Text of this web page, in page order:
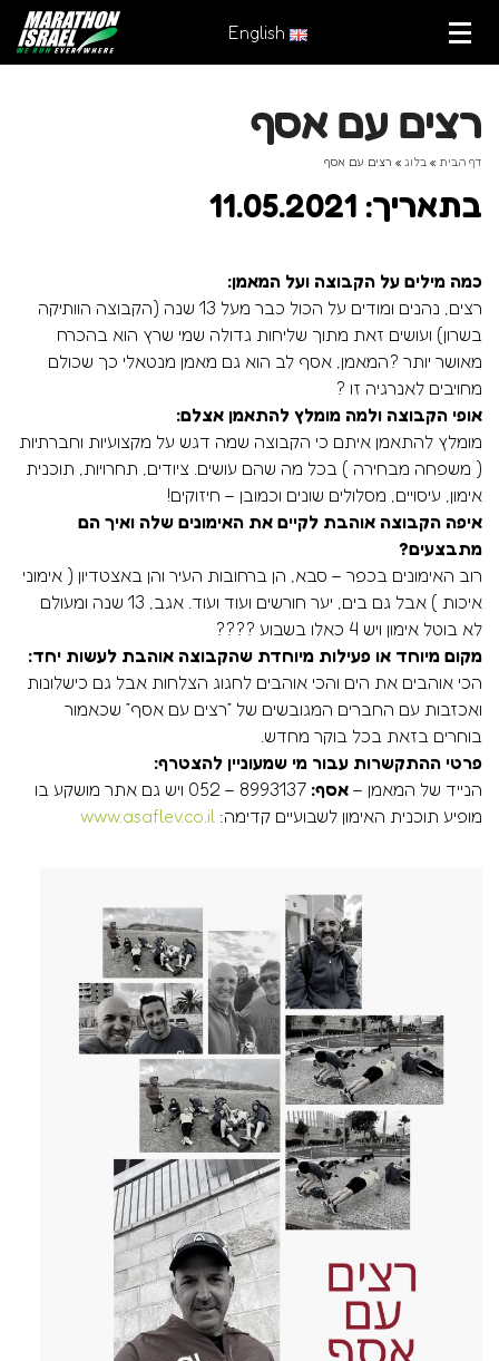
English
רצים עם אסף
דף הבית » בלוג » רצים עם אסף
בתאריך: 11.05.2021
כמה מילים על הקבוצה ועל המאמן:
רצים, נהנים ומודים על הכול כבר מעל 13 שנה (הקבוצה הוותיקה
בשרון) ועושים זאת מתוך שליחות גדולה שמי שרץ הוא בהכרח
מאושר יותר ?המאמן, אסף לב הוא גם מאמן מנטאלי כך שכולם
מחויבים לאנרגיה זו ?
אופי הקבוצה ולמה מומלץ להתאמן אצלם:
מומלץ להתאמן איתם כי הקבוצה שמה דגש על מקצועיות וחברתיות
( משפחה מבחירה ) בכל מה שהם עושים. ציודים, תחרויות, תוכנית
אימון, עיסויים, מסלולים שונים וכמובן – חיזוקים!
איפה הקבוצה אוהבת לקיים את האימונים שלה ואיך הם
מתבצעים?
רוב האימונים בכפר – סבא, הן ברחובות העיר והן באצטדיון ( אימוני
איכות ) אבל גם בים, יער חורשים ועוד ועוד. אגב, 13 שנה ומעולם
לא בוטל אימון ויש 4 כאלו בשבוע ????
מקום מיוחד או פעילות מיוחדת שהקבוצה אוהבת לעשות יחד:
הכי אוהבים את הים והכי אוהבים לחגוג הצלחות אבל גם כישלונות
ואכזבות עם החברים המגובשים של ״רצים עם אסף״ שכאמור
בוחרים בזאת בכל בוקר מחדש.
פרטי ההתקשרות עבור מי שמעוניין להצטרף:
הנייד של המאמן – אסף:
8993137 – 052 ויש גם אתר מושקע בו
מופיע תוכנית האימון לשבועיים קדימה: www.asaflev.co.il